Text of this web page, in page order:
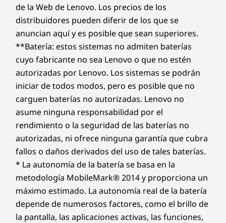
de la Web de Lenovo. Los precios de los
distribuidores pueden diferir de los que se
anuncian aquí y es posible que sean superiores.
**Batería: estos sistemas no admiten baterías
cuyo fabricante no sea Lenovo o que no estén
autorizadas por Lenovo. Los sistemas se podrán
iniciar de todos modos, pero es posible que no
carguen baterías no autorizadas. Lenovo no
asume ninguna responsabilidad por el
rendimiento o la seguridad de las baterías no
autorizadas, ni ofrece ninguna garantía que cubra
fallos o daños derivados del uso de tales baterías.
* La autonomía de la batería se basa en la
metodología MobileMark® 2014 y proporciona un
máximo estimado. La autonomía real de la batería
depende de numerosos factores, como el brillo de
la pantalla, las aplicaciones activas, las funciones,